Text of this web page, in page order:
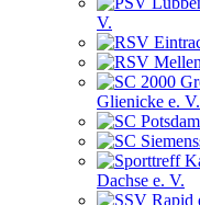
V.
Glienicke e. V.
Dachse e. V.